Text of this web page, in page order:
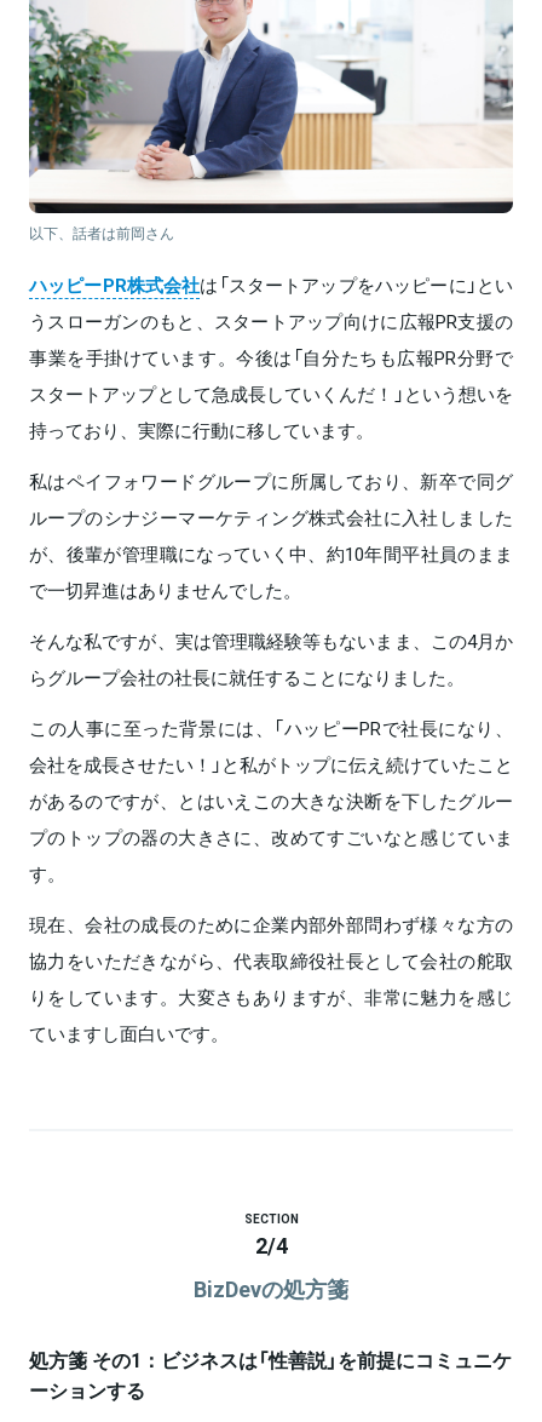
以下、話者は前岡さん
ハッピーPR株式会社は「スタートアップをハッピーに」とい
うスローガンのもと、スタートアップ向けに広報PR支援の
事業を手掛けています。今後は「自分たちも広報PR分野で
スタートアップとして急成長していくんだ！」という想いを
持っており、実際に行動に移しています。
私はペイフォワードグループに所属しており、新卒で同グ
ループのシナジーマーケティング株式会社に入社しました
が、後輩が管理職になっていく中、約10年間平社員のまま
で一切昇進はありませんでした。
そんな私ですが、実は管理職経験等もないまま、この4月か
らグループ会社の社長に就任することになりました。
この人事に至った背景には、「ハッピーPRで社長になり、
会社を成長させたい！」と私がトップに伝え続けていたこと
があるのですが、とはいえこの大きな決断を下したグルー
プのトップの器の大きさに、改めてすごいなと感じていま
す。
現在、会社の成長のために企業内部外部問わず様々な方の
協力をいただきながら、代表取締役社長として会社の舵取
りをしています。大変さもありますが、非常に魅力を感じ
ていますし面白いです。
SECTION
2/4
BizDevの処方箋
処方箋 その1：ビジネスは「性善説」を前提にコミュニケ
ーションする